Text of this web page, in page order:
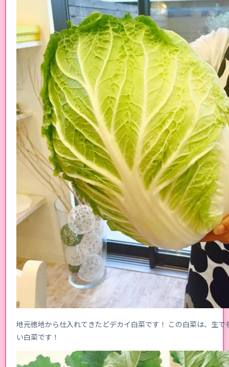
地元徳地から仕入れてきたどデカイ白菜です！ この白菜は、生
い白菜です！